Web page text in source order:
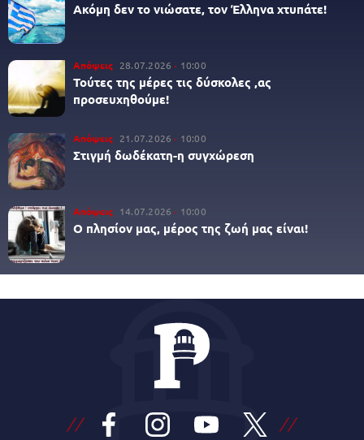
Ακόμη δεν το νιώσατε, τον Έλληνα χτυπάτε!
Απόψεις 28.07.2026 10:00
Τούτες της μέρες τις δύσκολες ,ας
προσευχηθούμε!
Απόψεις 21.07.2026 10:00
Στιγμή δωδέκατη-η συγχώρεση
Απόψεις 14.07.2026 10:00
Ο πλησίον μας, μέρος της ζωή μας είναι!